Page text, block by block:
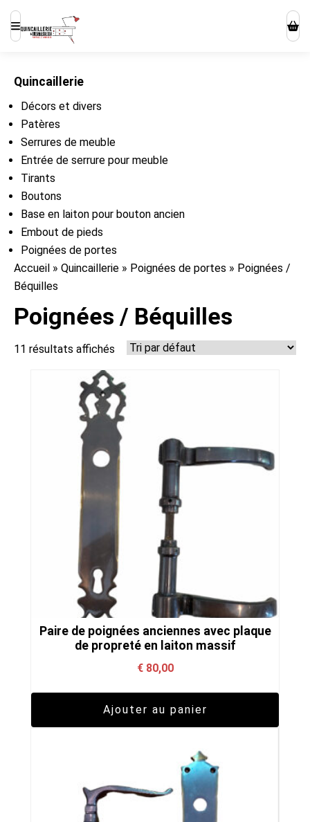
Quincaillerie
Décors et divers
Patères
Serrures de meuble
Entrée de serrure pour meuble
Tirants
Boutons
Base en laiton pour bouton ancien
Embout de pieds
Poignées de portes
Accueil » Quincaillerie » Poignées de portes » Poignées /
Béquilles
Poignées / Béquilles
11 résultats affichés
Paire de poignées anciennes avec plaque
de propreté en laiton massif
€80,00
Ajouter au panier